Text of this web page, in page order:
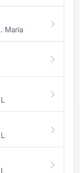
María